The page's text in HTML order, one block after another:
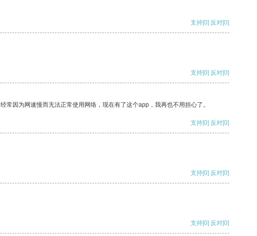
支持[0] 反对[0]
支持[0] 反对[0]
因为网速慢而无法正常使用网络，现在有了这个app，我再也不用担心了。
支持[0] 反对[0]
支持[0] 反对[0]
支持[0] 反对[0]